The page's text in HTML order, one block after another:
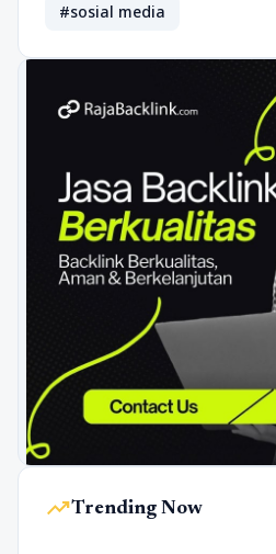
#sosial media
trending_upTrending Now